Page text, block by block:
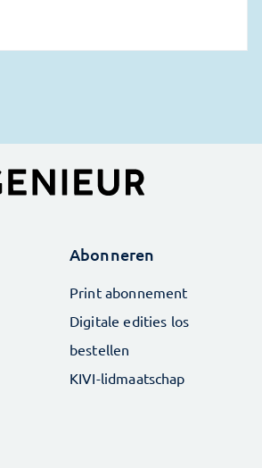
Abonneren
Print abonnement
Digitale edities los
bestellen
KIVI-lidmaatschap